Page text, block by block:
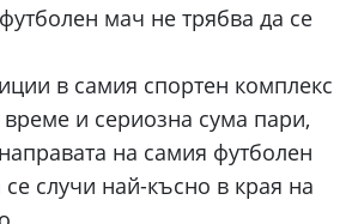
мач не трябва да се
в самия спортен комплекс
и сериозна сума пари,
на самия футболен
се случи най-късно в края на